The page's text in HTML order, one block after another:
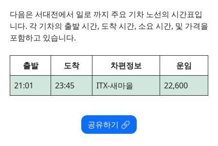
다음은 서대전에서 일로 까지 주요 기차 노선의 시간표입
니다. 각 기차의 출발 시간, 도착 시간, 소요 시간, 및 가격을
포함하고 있습니다.
출발 도착 차편정보
운임
21:01
23:45 ITX-새마을 22,600
공유하기 🔗